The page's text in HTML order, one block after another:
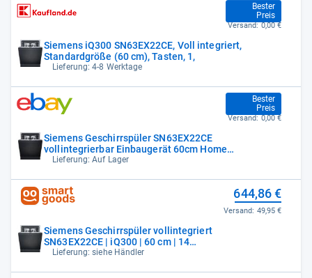
Siemens iQ300 SN63EX22CE, Voll integriert,
Standardgröße (60 cm), Tasten, 1,
Lieferung: 4-8 Werktage
Bester
Preis
644,00 €
Versand: 0,00 €
Siemens Geschirrspüler SN63EX22CE
vollintegrierbar Einbaugerät 60cm Home
Connect
Lieferung: Auf Lager
Bester
Preis
644,00 €
Versand: 0,00 €
Siemens Geschirrspüler vollintegriert
SN63EX22CE | iQ300 | 60 cm | 14
Maßgedecke
Lieferung: siehe Händler
644,86 €
Versand: 49,95 €